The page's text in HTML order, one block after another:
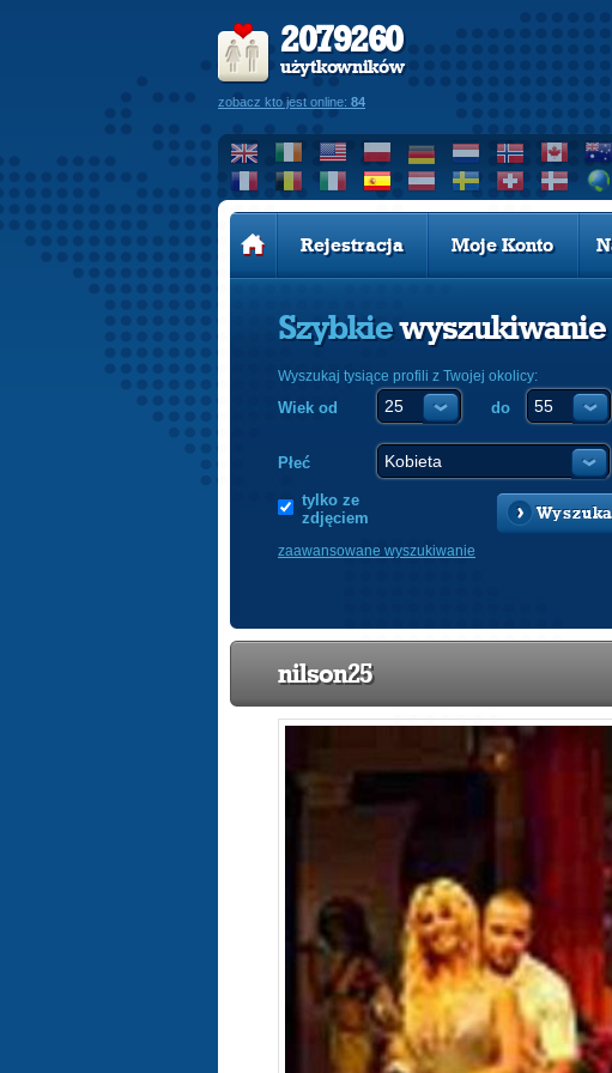
2079260
użytkowników
zobacz kto jest online: 84
Rejestracja Moje Konto
Szybkiewyszukiwanie
Wyszukaj tysiące profili z Twojej okolicy:
Wiek od do
Płeć
tylko ze
zdjęciem
zaawansowane wyszukiwanie
nilson25